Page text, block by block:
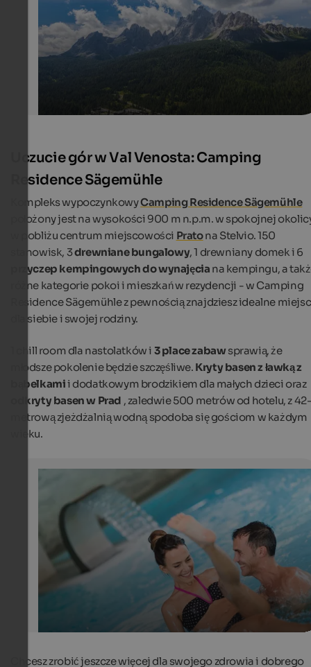
Caravan Park Sexten
Glamping: 3 recommendations for South Tyrol
The panoramic indoor swimming pool at Camping
Sägemühle offers a waterfall and more.
Camping Residence Sägemühle
Uczucie gór w Val Venosta: Camping
Residence Sägemühle
Kompleks wypoczynkowyCamping Residence Sägemühle
położony jest na wysokości 900 m n.p.m. w spokojnej
w pobliżu centrum miejscowości Pratona Stelvio. 150
stanowisk, 3drewniane bungalowy, 1 drewniany domek i 6
przyczep kempingowych do wynajęcia na kempingu, a
różne kategorie pokoi i mieszkań w rezydencji - w Camping
Residence Sägemühle z pewnością znajdziesz idealne
dla siebie i swojej rodziny.
1 chill room dla nastolatków i 3 place zabawsprawią, że
młodsze pokolenie będzie szczęśliwe. Kryty basen z ławką z
bąbelkamii dodatkowym brodzikiem dla małych dzieci oraz
odkryty basen w Prad , zaledwie 500 metrów od hotelu, z
metrową zjeżdżalnią wodną spodoba się gościom w każdym
wieku.
Chcesz zrobić jeszcze więcej dla swojego zdrowia i dobrego